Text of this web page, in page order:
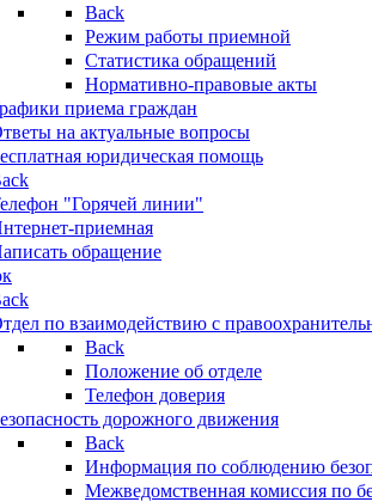
Back
Режим работы приемной
Статистика обращений
Нормативно-правовые акты
приема граждан
на актуальные вопросы
юридическая помощь
"Горячей линии"
приемная
обращение
по взаимодействию с
Back
Положение об отделе
Телефон доверия
дорожного движения
Back
Информация по соблюдению
Межведомственная комиссия по